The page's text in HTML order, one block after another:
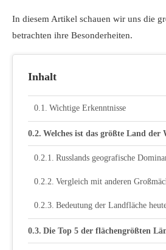
In diesem Artikel schauen wir uns die
betrachten ihre Besonderheiten.
Inhalt
Wichtige Erkenntnisse
Welches ist das größte Land
Russlands geografische
Vergleich mit anderen
Bedeutung der Landfläche
Die Top 5 der flächengrößten